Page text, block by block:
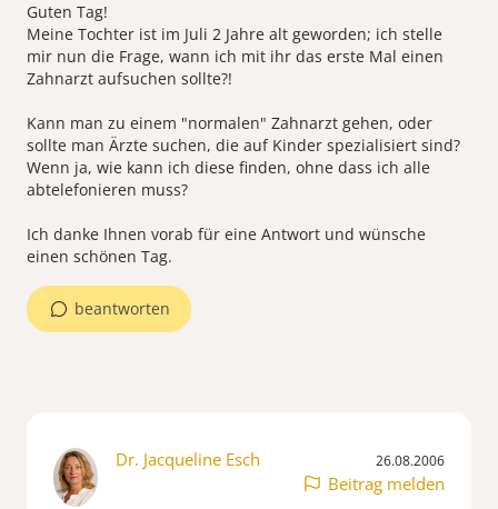
Guten Tag!
Meine Tochter ist im Juli 2 Jahre alt geworden; ich stelle
mir nun die Frage, wann ich mit ihr das erste Mal einen
Zahnarzt aufsuchen sollte?!
Kann man zu einem "normalen" Zahnarzt gehen, oder
sollte man Ärzte suchen, die auf Kinder spezialisiert sind?
Wenn ja, wie kann ich diese finden, ohne dass ich alle
abtelefonieren muss?
Ich danke Ihnen vorab für eine Antwort und wünsche
einen schönen Tag.
beantworten
Dr. Jacqueline Esch 26.08.2006
Beitrag melden